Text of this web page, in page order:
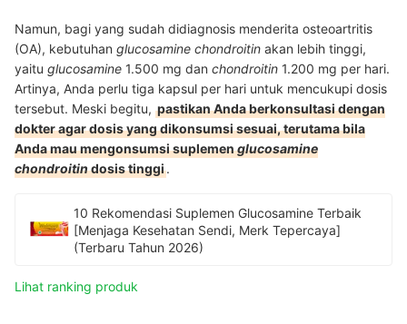
Namun, bagi yang sudah didiagnosis menderita osteoartritis
(OA), kebutuhan glucosamine chondroitin akan lebih tinggi,
yaitu glucosamine 1.500 mg dan chondroitin 1.200 mg per hari.
Artinya, Anda perlu tiga kapsul per hari untuk mencukupi dosis
tersebut. Meski begitu, pastikan Anda berkonsultasi dengan
dokter agar dosis yang dikonsumsi sesuai, terutama bila
Anda mau mengonsumsi suplemenglucosamine
chondroitindosis tinggi.
10 Rekomendasi Suplemen Glucosamine Terbaik
[Menjaga Kesehatan Sendi, Merk Tepercaya]
(Terbaru Tahun 2026)
Lihat ranking produk